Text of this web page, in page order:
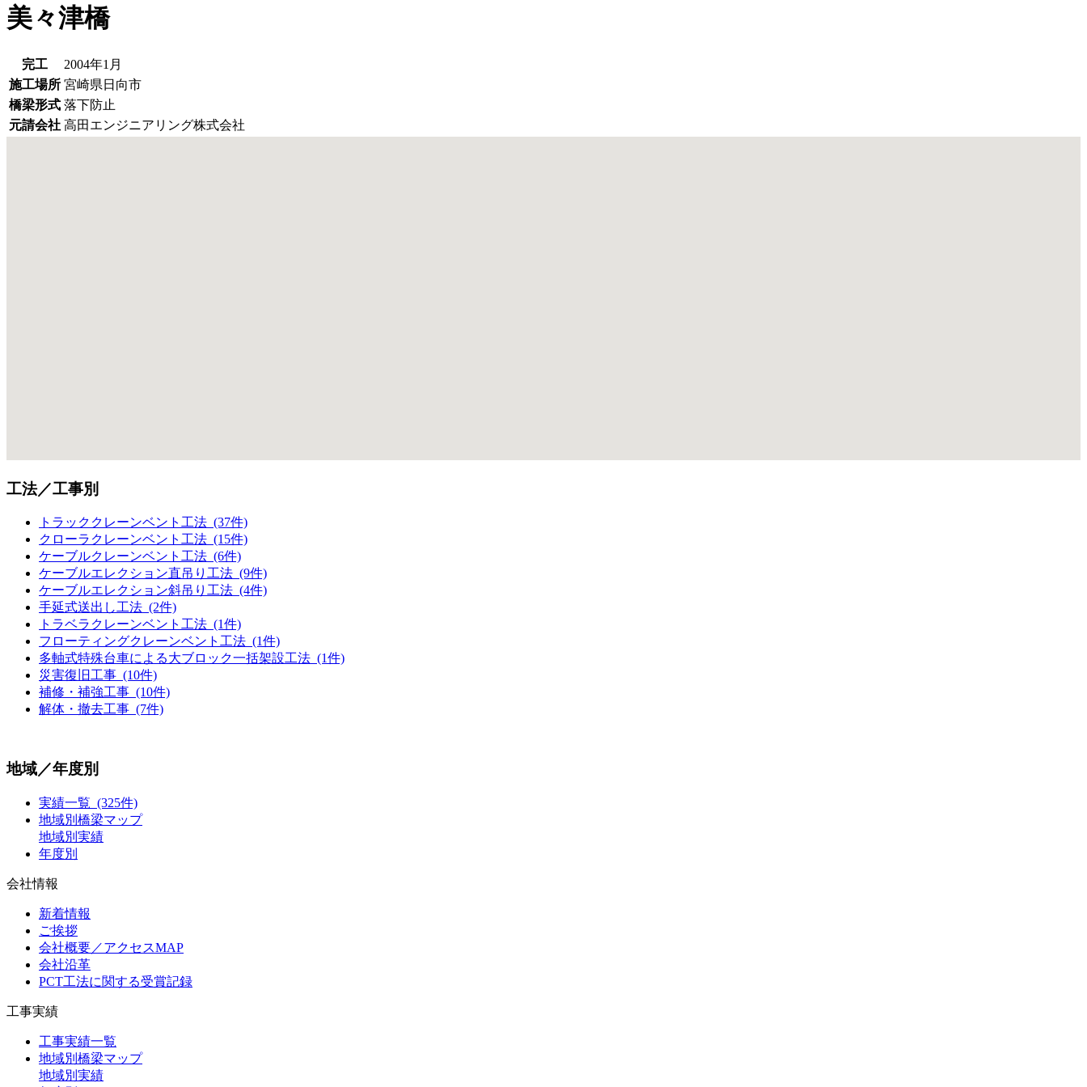
美々津橋
完工
2004年1月
施工場所 宮崎県日向市
橋梁形式 落下防止
元請会社 高田エンジニアリング株式会社
工法／工事別
トラッククレーンベント工法 (37件)
クローラクレーンベント工法 (15件)
ケーブルクレーンベント工法 (6件)
ケーブルエレクション直吊り工法 (9件)
ケーブルエレクション斜吊り工法 (4件)
手延式送出し工法 (2件)
トラベラクレーンベント工法 (1件)
フローティングクレーンベント工法 (1件)
多軸式特殊台車による大ブロック一括架設工法 (1件)
災害復旧工事 (10件)
補修・補強工事 (10件)
解体・撤去工事 (7件)
地域／年度別
実績一覧 (325件)
地域別橋梁マップ
地域別実績
年度別
会社情報
新着情報
ご挨拶
会社概要／アクセスMAP
会社沿革
PCT工法に関する受賞記録
工事実績
工事実績一覧
地域別橋梁マップ
地域別実績